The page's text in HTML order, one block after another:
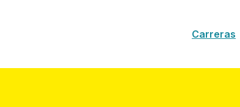
Carreras